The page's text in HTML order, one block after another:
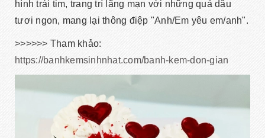
hình trái tim, trang trí lãng mạn với những quả dâu
tươi ngon, mang lại thông điệp "Anh/Em yêu em/anh".
>>>>>> Tham khảo:
https://banhkemsinhnhat.com/banh-kem-don-gian